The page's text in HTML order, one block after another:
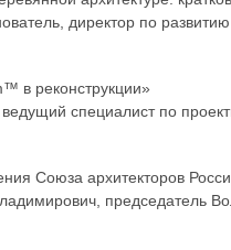
директор по
в реконструкции»
специалист по
Союза архитекторов
председатель